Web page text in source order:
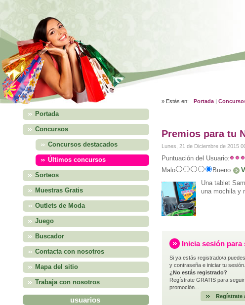
Portada
Concursos
Concursos destacados
Últimos concursos
Sorteos
Muestras Gratis
Outlets de Moda
Juego
Buscador
Contacta con nosotros
Mapa del sitio
Trabaja con nosotros
usuarios
» Estás en: Portada |
Premios para tu
Lunes, 21 de Diciembre de 2015
Puntuación del Usuario:
Malo
Bueno
Una tablet
una mochila y
Inicia sesión para
Si ya estás registrado/a
y contraseña e iniciar tu sesión.
¿No estás registrado?
Regístrate GRATIS para
promoción...
Regístrate